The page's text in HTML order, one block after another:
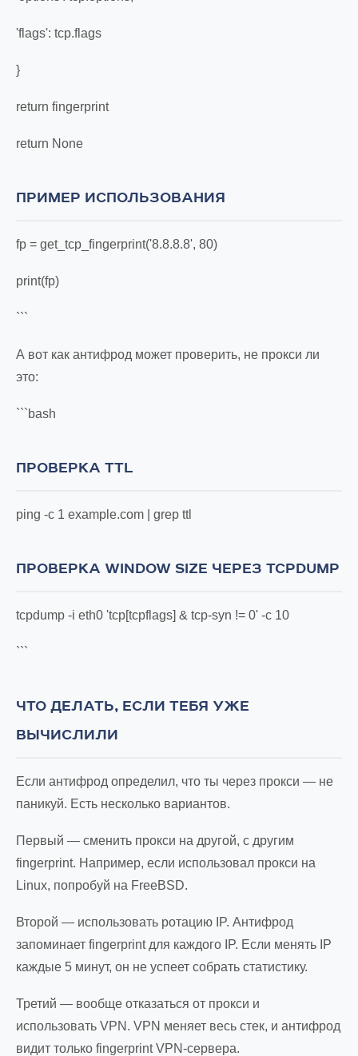
'flags': tcp.flags
}
return fingerprint
return None
ПРИМЕР ИСПОЛЬЗОВАНИЯ
fp = get_tcp_fingerprint('8.8.8.8', 80)
print(fp)
```
А вот как антифрод может проверить, не прокси ли
это:
```bash
ПРОВЕРКА TTL
ping -c 1 example.com | grep ttl
ПРОВЕРКА WINDOW SIZE ЧЕРЕЗ TCPDUMP
tcpdump -i eth0 'tcp[tcpflags] & tcp-syn != 0' -c 10
```
ЧТО ДЕЛАТЬ, ЕСЛИ ТЕБЯ УЖЕ
ВЫЧИСЛИЛИ
Если антифрод определил, что ты через прокси — не
паникуй. Есть несколько вариантов.
Первый — сменить прокси на другой, с другим
fingerprint. Например, если использовал прокси на
Linux, попробуй на FreeBSD.
Второй — использовать ротацию IP. Антифрод
запоминает fingerprint для каждого IP. Если менять IP
каждые 5 минут, он не успеет собрать статистику.
Третий — вообще отказаться от прокси и
использовать VPN. VPN меняет весь стек, и антифрод
видит только fingerprint VPN-сервера.